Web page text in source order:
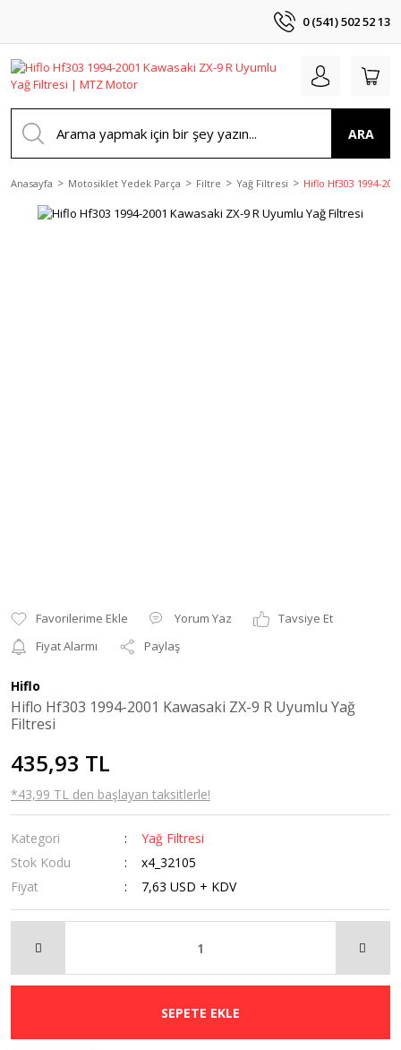
0 (541) 502 52 13
ARA
Anasayfa Motosiklet Yedek Parça Filtre Yağ Filtresi Hiflo Hf303 1994-
Yorum Yaz
Tavsiye Et
Fiyat Alarmı
Paylaş
Hiflo
Hiflo Hf303 1994-2001 Kawasaki ZX-9 R Uyumlu Yağ
Filtresi
435,93 TL
*43,99 TL den başlayan taksitlerle!
Kategori
Yağ Filtresi
Stok Kodu
x4_32105
Fiyat
7,63 USD + KDV
SEPETE EKLE